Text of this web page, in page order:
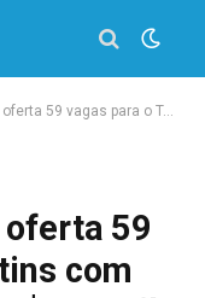
com salários a partir de R$ 9,9 mil; veja edital
oferta 59
com